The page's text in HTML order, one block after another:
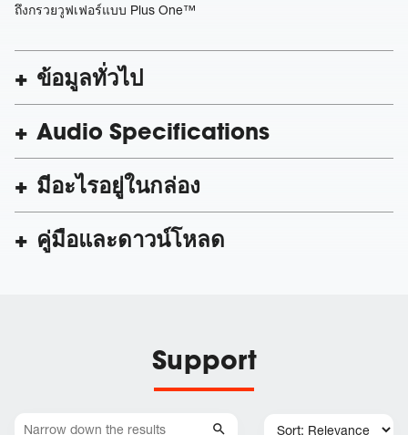
ถึงกรวยวูฟเฟอร์แบบ Plus One™
ข้อมูลทั่วไป
Audio Specifications
มีอะไรอยู่ในกล่อง
คู่มือและดาวน์โหลด
Support